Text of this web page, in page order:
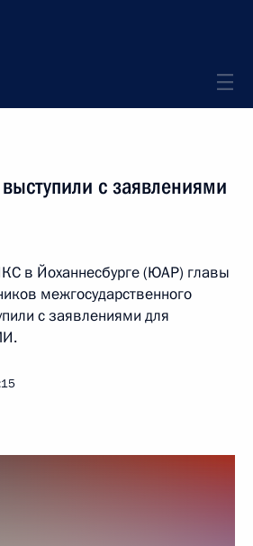
с заявлениями
в Йоханнесбурге (ЮАР) главы
межгосударственного
с заявлениями для